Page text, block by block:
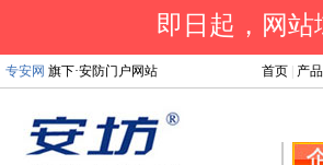
即日起，网站
专安网 旗下·安防门户网站 首页 产品